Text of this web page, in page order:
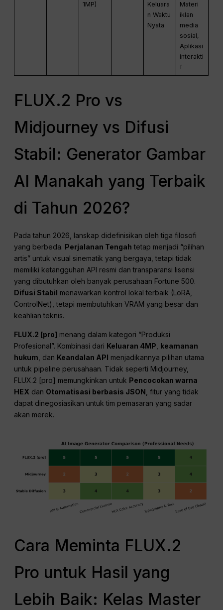
1MP)
Keluara
n Waktu
Nyata
Materi
iklan
media
sosial,
Aplikasi
interakti
f
FLUX.2 Pro vs
Midjourney vs Difusi
Stabil: Generator Gambar
AI Manakah yang Terbaik
di Tahun 2026?
Pada tahun 2026, lanskap didefinisikan oleh tiga filosofi
yang berbeda. Perjalanan Tengah tetap menjadi “pilihan
artis” untuk visual sinematik yang bergaya, tetapi tidak
memiliki ketangguhan API resmi dan transparansi lisensi
yang dibutuhkan oleh banyak perusahaan Fortune 500.
Difusi Stabil menawarkan kontrol lokal terbaik (LoRA,
ControlNet), tetapi membutuhkan VRAM yang besar dan
keahlian teknis.
FLUX.2 [pro] menang dalam kategori “Produksi
Profesional”. Kombinasi dari Keluaran 4MP keamanan
hukum , dan Keandalan API menjadikannya pilihan utama
untuk pipeline perusahaan. Tidak seperti Midjourney,
FLUX.2 [pro] memungkinkan untuk Pencocokan warna
HEX dan Otomatisasi berbasis JSON , fitur yang tidak
dapat dinegosiasikan untuk tim pemasaran yang sadar
akan merek.
Cara Meminta FLUX.2
Pro untuk Hasil yang
Lebih Baik: Kelas Master